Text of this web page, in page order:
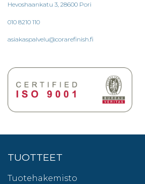
Hevoshaankatu 3, 28600 Pori
010 8210 110
asiakaspalvelu@corarefinish.fi
TUOTTEET
Tuotehakemisto